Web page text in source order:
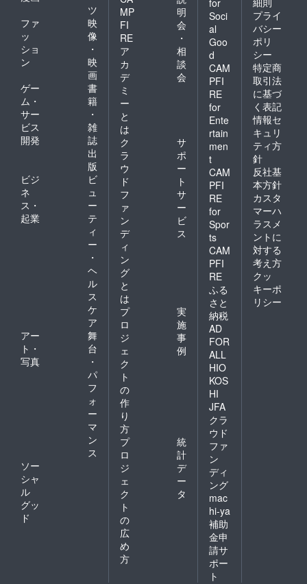
ツ
ファ
ッ
ショ
ン
映
像
・
映
画
ゲー
ム・
サー
ビス
開発
書
籍
・
雑
誌
出
版
ビジ
ネ
ス・
起業
ビ
ュ
ー
テ
ィ
ー
・
ヘ
ル
ス
ケ
ア
アー
ト・
写真
舞
台
・
パ
フ
ォ
ー
マ
ン
ス
ソー
シャ
ル
グッ
ド
MP
FI
RE
ア
カ
デ
ミ
ー
と
は
明
会
・
相
談
会
ク
ラ
ウ
ド
フ
ァ
ン
デ
ィ
ン
グ
と
は
サ
ポ
ー
ト
サ
ー
ビ
ス
プ
ロ
ジ
ェ
ク
ト
の
作
り
方
実
施
事
例
プ
ロ
ジ
ェ
ク
ト
の
広
め
方
統
計
デ
ー
タ
for
Soci
al
Goo
d
CAM
PFI
RE
for
Ente
rtain
men
t
CAM
PFI
RE
for
Spor
ts
CAM
PFI
RE
ふる
さと
納税
AD
FOR
ALL
HIO
KOS
HI
JFA
クラ
ウド
ファ
ン
ディ
ング
mac
hi-ya
補助
金申
請サ
ポー
ト
プライ
バシー
ポリ
シー
特定商
取引法
に基づ
く表記
情報セ
キュリ
ティ方
針
反社基
本方針
カスタ
マーハ
ラスメ
ントに
対する
考え方
クッ
キーポ
リシー